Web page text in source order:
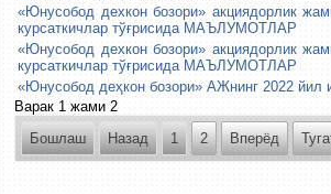
«Юнусобод дехкон бозори» акциядорлик
курсаткичлар тўғрисида МАЪЛУМОТЛАР
«Юнусобод дехкон бозори» акциядорлик
курсаткичлар тўғрисида МАЪЛУМОТЛАР
«Юнусобод деҳкон бозори» АЖнинг 2022 йил
Варак 1 жами 2
Бошлаш
Назад 1 2 Вперёд